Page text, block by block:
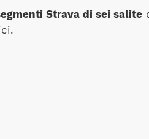
Strava di sei salite